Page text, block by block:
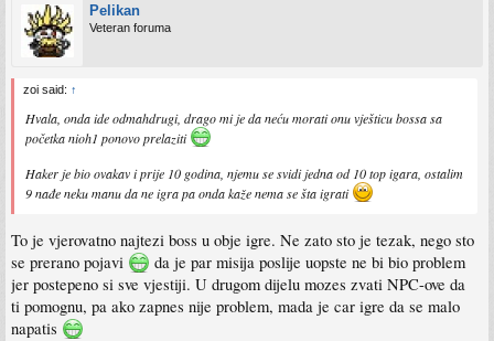
Pelikan
Veteran foruma
zoi said: ↑
Hvala, onda ide odmahdrugi, drago mi je da neću morati onu vješticu bossa sa
početka nioh1 ponovo prelaziti
Haker je bio ovakav i prije 10 godina, njemu se svidi jedna od 10 top igara, ostalim
9 nađe neku manu da ne igra pa onda kaže nema se šta igrati
To je vjerovatno najtezi boss u obje igre. Ne zato sto je tezak, nego sto
se prerano pojavi
da je par misija poslije uopste ne bi bio problem
jer postepeno si sve vjestiji. U drugom dijelu mozes zvati NPC-ove da
ti pomognu, pa ako zapnes nije problem, mada je car igre da se malo
napatis